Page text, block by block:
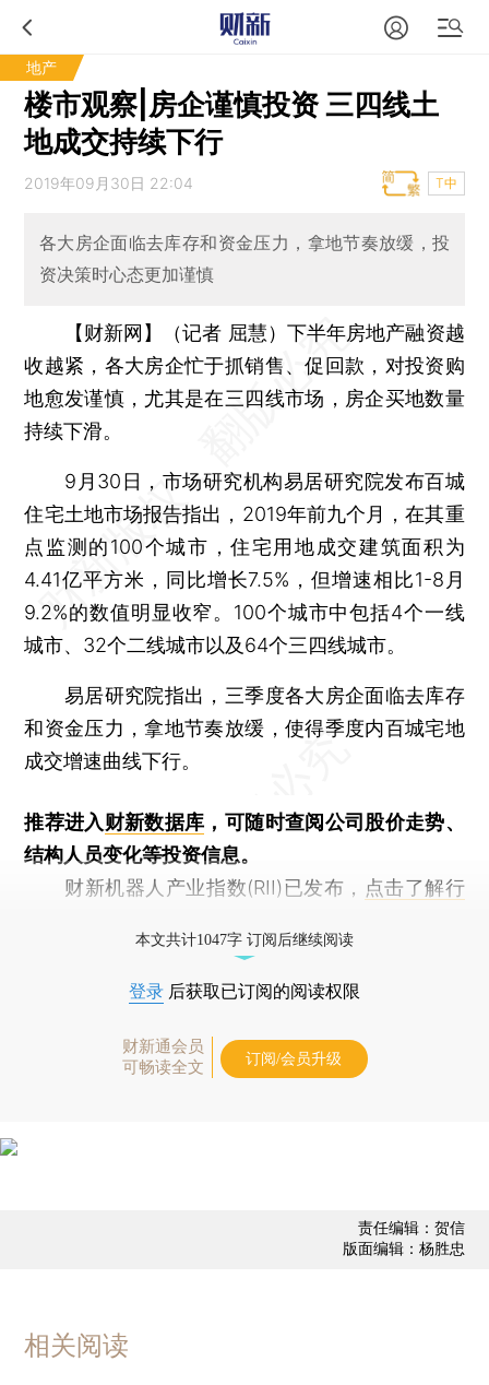
地产
楼市观察|房企谨慎投资 三四线土
地成交持续下行
2019年09月30日 22:04 T中
各大房企面临去库存和资金压力，拿地节奏放缓，投
资决策时心态更加谨慎
【财新网】（记者 屈慧） 下半年房地产融资越
收越紧，各大房企忙于抓销售、促回款，对投资购
地愈发谨慎，尤其是在三四线市场，房企买地数量
持续下滑。
9月30日，市场研究机构易居研究院发布百城
住宅土地市场报告指出，2019年前九个月，在其重
点监测的100个城市，住宅用地成交建筑面积为
4.41亿平方米，同比增长7.5%，但增速相比1-8月
9.2%的数值明显收窄。100个城市中包括4个一线
城市、32个二线城市以及64个三四线城市。
易居研究院指出，三季度各大房企面临去库存
和资金压力，拿地节奏放缓，使得季度内百城宅地
成交增速曲线下行。
推荐进入财新数据库 ，可随时查阅公司股价走势、
结构人员变化等投资信息。
财新机器人产业指数(RII)已发布， 点击了解行
本文共计1047字 订阅后继续阅读
登录 后获取已订阅的阅读权限
财新通会员
可畅读全文
订阅/会员升级
责任编辑：贺信
版面编辑：杨胜忠
相关阅读